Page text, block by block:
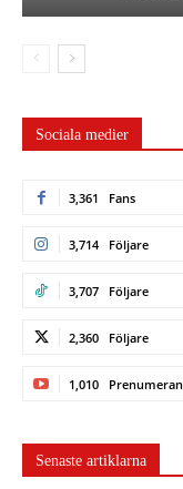
Sociala medier
3,361 Fans
3,714 Följare
3,707 Följare
2,360 Följare
1,010
Senaste artiklarna